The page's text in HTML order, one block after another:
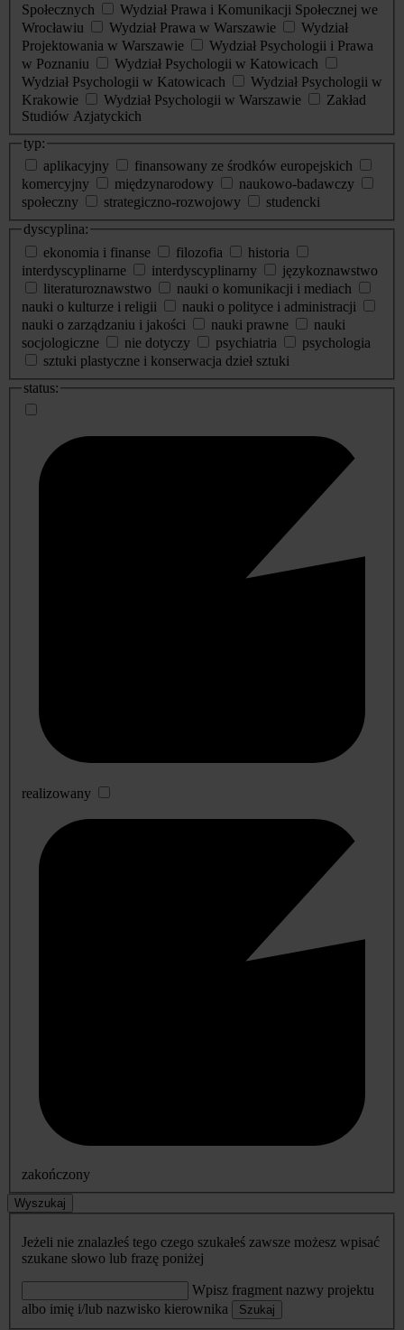
Społecznych
Wydział Prawa i Komunikacji Społecznej we
Wrocławiu
Wydział Prawa w Warszawie
Wydział
Projektowania w Warszawie
Wydział Psychologii i Prawa
w Poznaniu
Wydział Psychologii w Katowicach
Wydział Psychologii w Katowicach
Wydział Psychologii w
Krakowie
Wydział Psychologii w Warszawie
Zakład
Studiów Azjatyckich
typ:
aplikacyjny
finansowany ze środków europejskich
komercyjny
międzynarodowy
naukowo-badawczy
społeczny
strategiczno-rozwojowy
studencki
dyscyplina:
ekonomia i finanse
filozofia
historia
interdyscyplinarne
interdyscyplinarny
językoznawstwo
literaturoznawstwo
nauki o komunikacji i mediach
nauki o kulturze i religii
nauki o polityce i administracji
nauki o zarządzaniu i jakości
nauki prawne
nauki
socjologiczne
nie dotyczy psychiatria
psychologia
sztuki plastyczne i konserwacja dzieł sztuki
status:
realizowany
zakończony
Wyszukaj
Jeżeli nie znalazłeś tego czego szukałeś zawsze możesz wpisać
szukane słowo lub frazę poniżej
Wpisz fragment nazwy projektu
albo imię i/lub nazwisko kierownika
Szukaj